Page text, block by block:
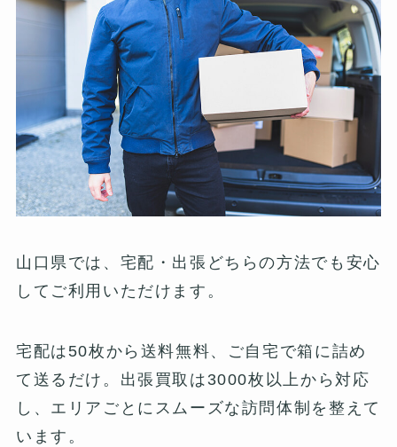
山口県では、宅配・出張どちらの方法でも安心
してご利用いただけます。
宅配は50枚から送料無料、ご自宅で箱に詰め
て送るだけ。出張買取は3000枚以上から対応
し、エリアごとにスムーズな訪問体制を整えて
います。